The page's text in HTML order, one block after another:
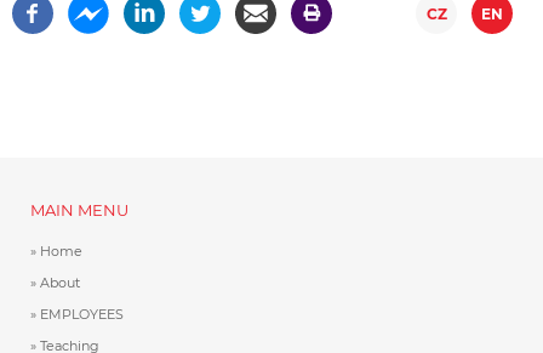
CZ EN
MAIN MENU
Home
About
EMPLOYEES
Teaching